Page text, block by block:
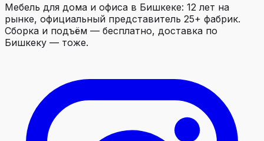
Мебель для дома и офиса в Бишкеке: 12 лет на
рынке, официальный представитель 25+ фабрик.
Сборка и подъём — бесплатно, доставка по
Бишкеку — тоже.